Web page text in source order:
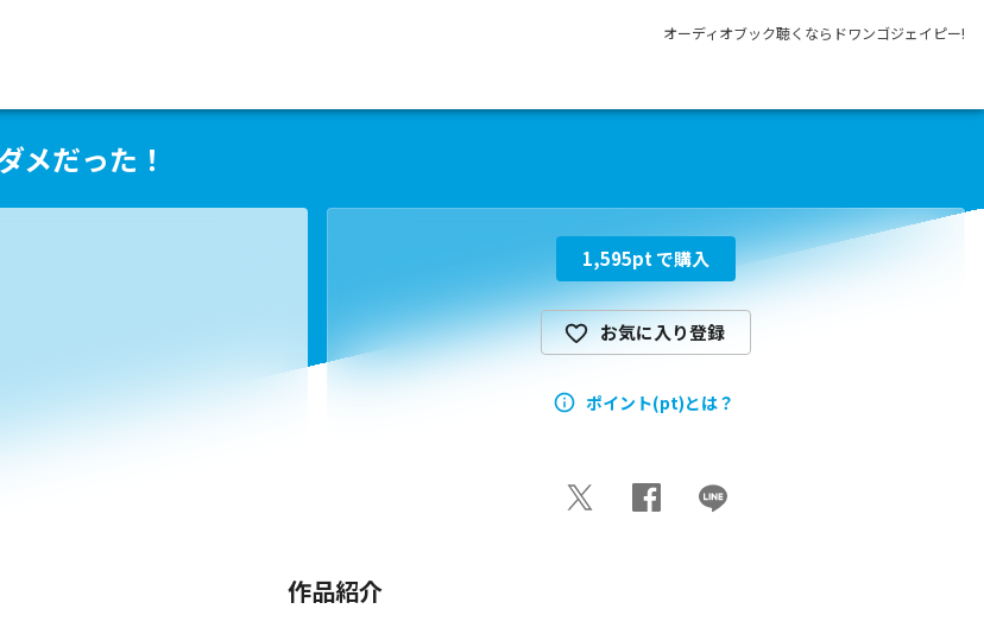
オーディオブック聴くならドワンゴジェイピー!
メだった！
1,595pt で購入
お気に入り登録
ポイント(pt)とは？
作品紹介